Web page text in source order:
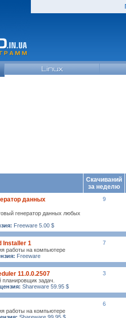
Скачиваний
за неделю
данных
генератор данных любых
Freeware 5.00 $
9
Installer 1
работы на компьютере
Freeware
7
11.0.0.2507
задач.
Shareware 59.95 $
3
работы на компьютере
6